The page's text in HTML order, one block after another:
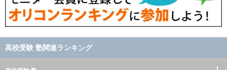
高校受験 塾関連ランキング